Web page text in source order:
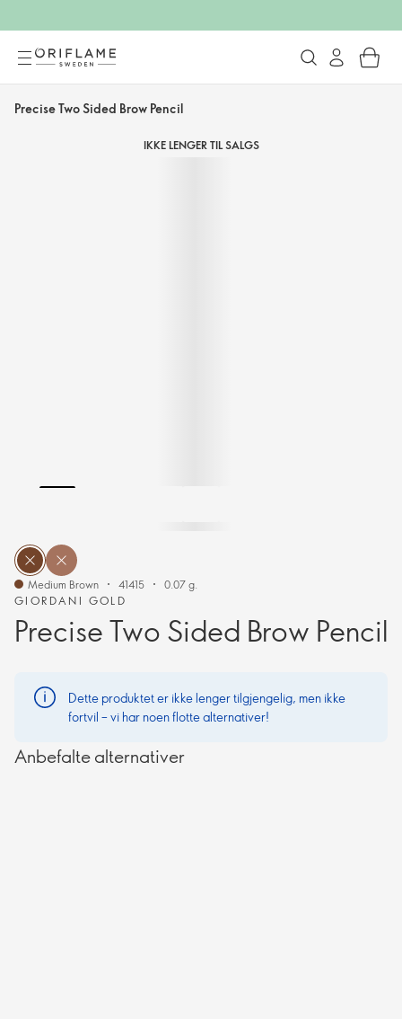
Precise Two Sided Brow Pencil
IKKE LENGER TIL SALGS
GIORDANI GOLD
Precise Two Sided Brow Pencil
Medium Brown 41415 0.07 g.
Dette produktet er ikke lenger tilgjengelig, men ikke
fortvil – vi har noen flotte alternativer!
Anbefalte alternativer